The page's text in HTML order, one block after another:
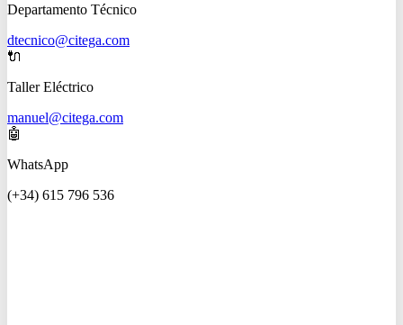
Departamento Técnico
dtecnico@citega.com
🔌
Taller Eléctrico
manuel@citega.com
🤖
WhatsApp
(+34) 615 796 536